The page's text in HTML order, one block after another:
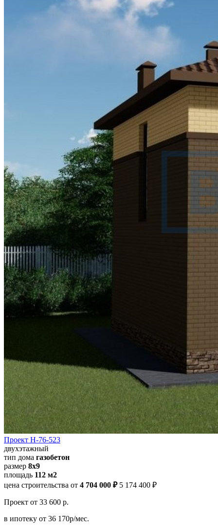
Проект Н-76-523
двухэтажный
тип дома газобетон
размер 8х9
площадь 112 м2
цена строительства от 4 704 000 ₽ 5 174 400 ₽
Проект от 33 600 р.
в ипотеку от 36 170р/мес.